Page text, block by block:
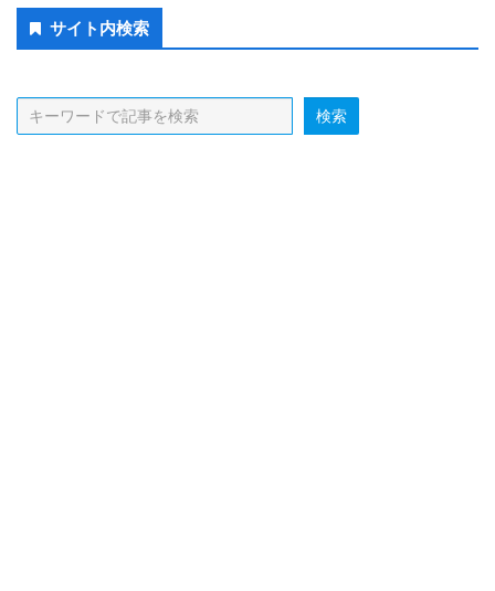
Secondary
Sidebar
サイト内検索